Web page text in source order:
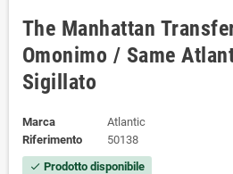
The Manhattan
Omonimo / Same
Sigillato
Marca
Atlantic
Riferimento
50138
check Prodotto disponibile